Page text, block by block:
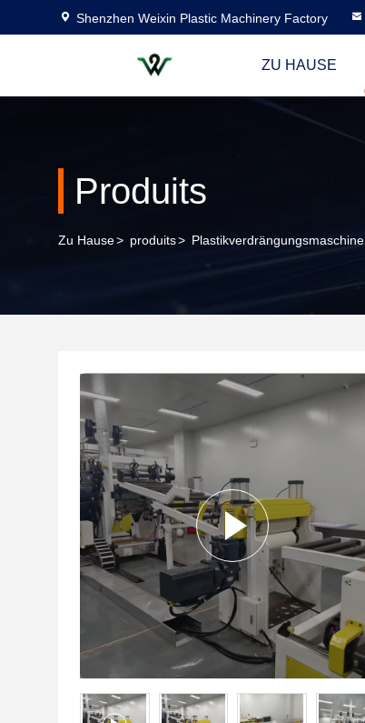
Shenzhen Weixin Plastic Machinery Factory
ZU HAUSE
Produits
Zu Hause> produits> Plastikverdrängungsmaschine